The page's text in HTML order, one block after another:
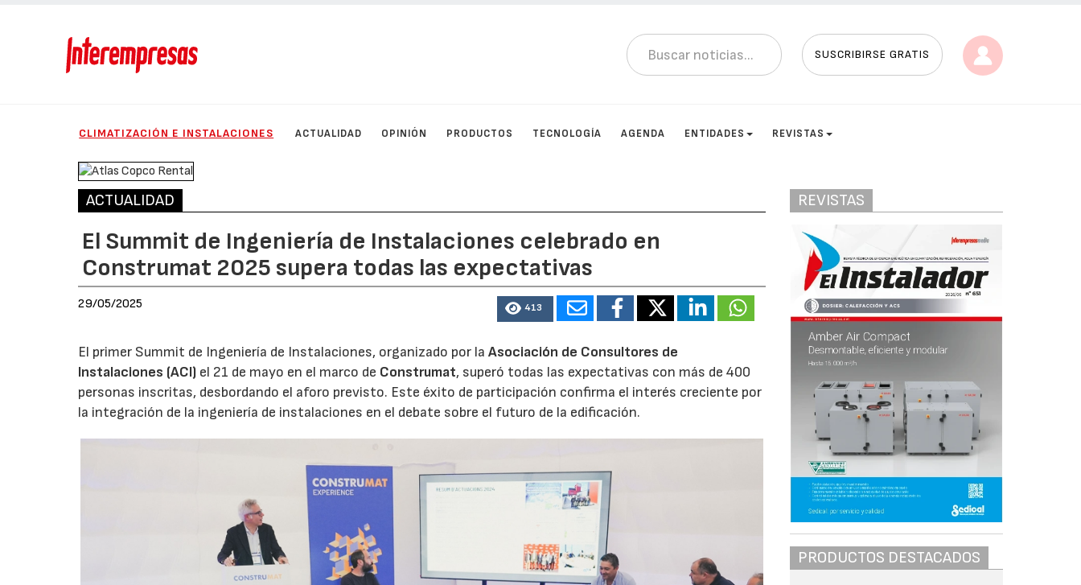
SUSCRIBIRSE GRATIS
CLIMATIZACIÓN E INSTALACIONES ACTUALIDAD OPINIÓN PRODUCTOS TECNOLOGÍA AGENDA ENTIDADES REVISTAS
ACTUALIDAD
El Summit de Ingeniería de Instalaciones celebrado en
Construmat 2025 supera todas las expectativas
29/05/2025 413
El primer Summit de Ingeniería de Instalaciones, organizado por laAsociación de Consultores de
Instalaciones (ACI) el 21 de mayo en el marco de Construmat, superó todas las expectativas con más de 400
personas inscritas, desbordando el aforo previsto. Este éxito de participación confirma el interés creciente por
la integración de la ingeniería de instalaciones en el debate sobre el futuro de la edificación.
REVISTAS
PRODUCTOS DESTACADOS